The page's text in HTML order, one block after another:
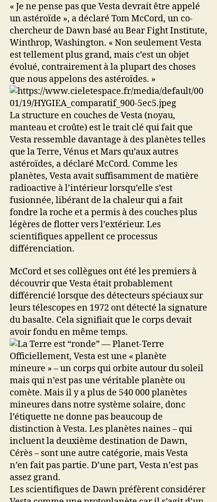
« Je ne pense pas que Vesta devrait être appelé
un astéroïde », a déclaré Tom McCord, un co-
chercheur de Dawn basé au Bear Fight Institute,
Winthrop, Washington. « Non seulement Vesta
est tellement plus grand, mais c’est un objet
évolué, contrairement à la plupart des choses
que nous appelons des astéroïdes. »
La structure en couches de Vesta (noyau,
manteau et croûte) est le trait clé qui fait que
Vesta ressemble davantage à des planètes telles
que la Terre, Vénus et Mars qu’aux autres
astéroïdes, a déclaré McCord. Comme les
planètes, Vesta avait suffisamment de matière
radioactive à l’intérieur lorsqu’elle s’est
fusionnée, libérant de la chaleur qui a fait
fondre la roche et a permis à des couches plus
légères de flotter vers l’extérieur. Les
scientifiques appellent ce processus
différenciation.
McCord et ses collègues ont été les premiers à
découvrir que Vesta était probablement
différencié lorsque des détecteurs spéciaux sur
leurs télescopes en 1972 ont détecté la signature
du basalte. Cela signifiait que le corps devait
avoir fondu en même temps.
Officiellement, Vesta est une « planète
mineure » – un corps qui orbite autour du soleil
mais qui n’est pas une véritable planète ou
comète. Mais il y a plus de 540 000 planètes
mineures dans notre système solaire, donc
l’étiquette ne donne pas beaucoup de
distinction à Vesta. Les planètes naines – qui
incluent la deuxième destination de Dawn,
Cérès – sont une autre catégorie, mais Vesta
n’en fait pas partie. D’une part, Vesta n’est pas
assez grand.
Les scientifiques de Dawn préfèrent considérer